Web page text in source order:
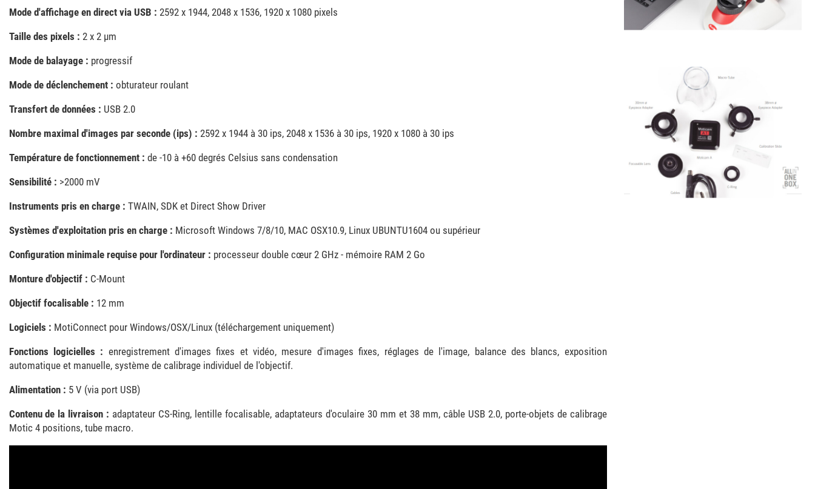
Mode d'affichage en direct via USB : 2592 x 1944, 2048 x 1536, 1920 x 1080 pixels
Taille des pixels : 2 x 2 µm
Mode de balayage : progressif
Mode de déclenchement : obturateur roulant
Transfert de données : USB 2.0
Nombre maximal d'images par seconde (ips) : 2592 x 1944 à 30 ips, 2048 x 1536 à 30 ips, 1920 x 1080 à 30 ips
Température de fonctionnement : de -10 à +60 degrés Celsius sans condensation
Sensibilité : >2000 mV
Instruments pris en charge : TWAIN, SDK et Direct Show Driver
Systèmes d'exploitation pris en charge : Microsoft Windows 7/8/10, MAC OSX10.9, Linux UBUNTU1604 ou supérieur
Configuration minimale requise pour l'ordinateur : processeur double cœur 2 GHz - mémoire RAM 2 Go
Monture d'objectif : C-Mount
Objectif focalisable : 12 mm
Logiciels : MotiConnect pour Windows/OSX/Linux (téléchargement uniquement)
Fonctions logicielles : enregistrement d'images fixes et vidéo, mesure d'images fixes, réglages de l'image, balance des blancs, exposition
automatique et manuelle, système de calibrage individuel de l'objectif.
Alimentation : 5 V (via port USB)
Contenu de la livraison : adaptateur CS-Ring, lentille focalisable, adaptateurs d'oculaire 30 mm et 38 mm, câble USB 2.0, porte-objets de calibrage
Motic 4 positions, tube macro.